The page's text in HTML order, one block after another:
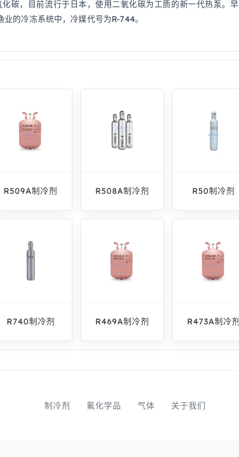
碳，目前流行于日本，使用二氧化碳为工质的新一代热泵。
的冷冻系统中，冷媒代号为R-744。
R509A制冷剂 R508A制冷剂 R50制冷剂
R740制冷剂 R469A制冷剂 R473A制冷
制冷剂 氟化学品 气体 关于我们